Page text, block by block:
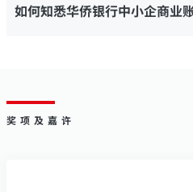
如何知悉华侨银行中小企商业
奖项及嘉许